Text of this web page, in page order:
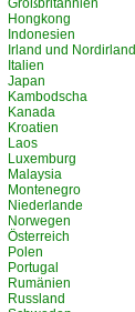
Großbritannien
Hongkong
Indonesien
Irland und Nordirland
Italien
Japan
Kambodscha
Kanada
Kroatien
Laos
Luxemburg
Malaysia
Montenegro
Niederlande
Norwegen
Österreich
Polen
Portugal
Rumänien
Russland